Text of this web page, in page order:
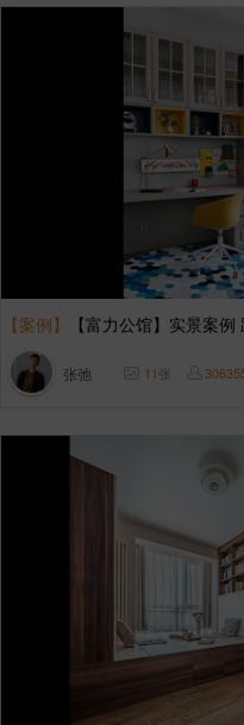
【案例】 【富力公馆】实景案
张弛 11张